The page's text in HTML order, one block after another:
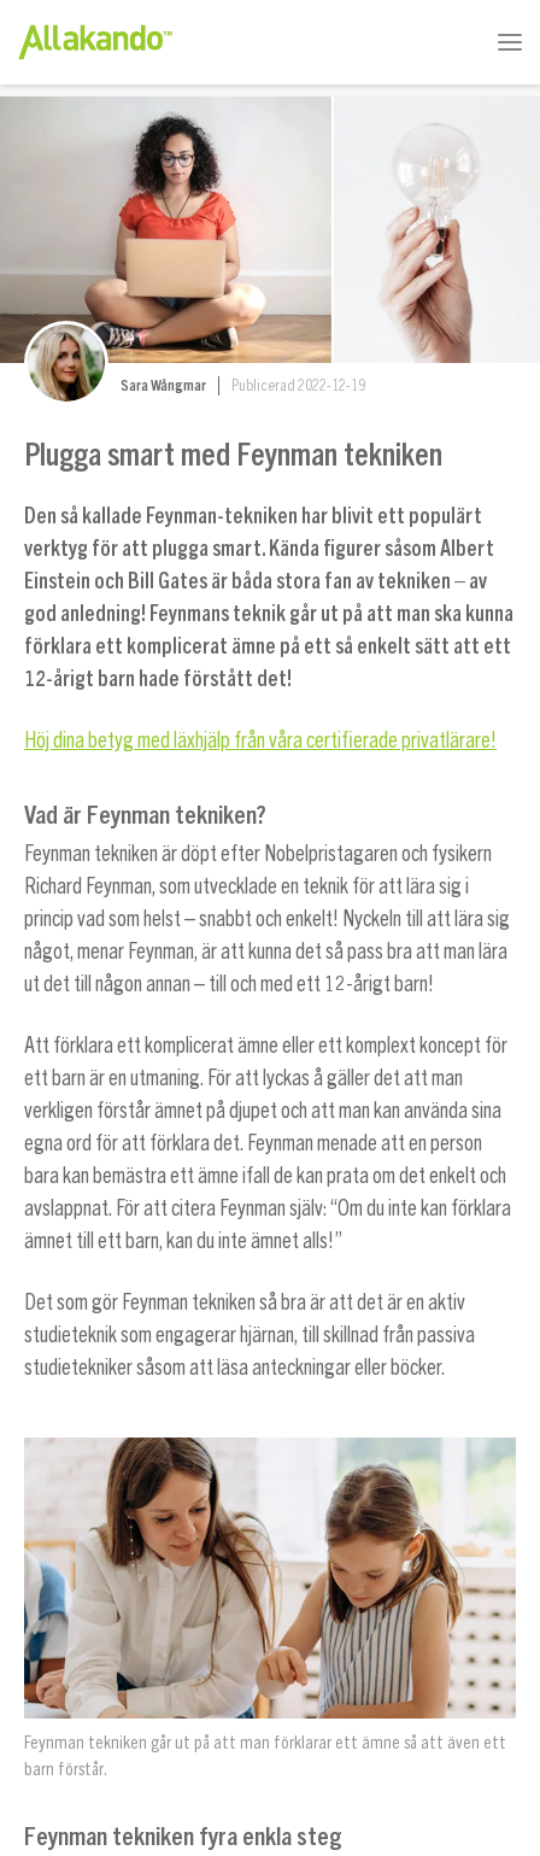
Sara Wångmar Publicerad 2022-12-19
Plugga smart med Feynman tekniken
Den så kallade Feynman-tekniken har blivit ett populärt
verktyg för att plugga smart. Kända figurer såsom Albert
Einstein och Bill Gates är båda stora fan av tekniken – av
god anledning! Feynmans teknik går ut på att man ska kunna
förklara ett komplicerat ämne på ett så enkelt sätt att ett
12-årigt barn hade förstått det!
Höj dina betyg med läxhjälp från våra certifierade privatlärare!
Vad är Feynman tekniken?
Feynman tekniken är döpt efter Nobelpristagaren och fysikern
Richard Feynman, som utvecklade en teknik för att lära sig i
princip vad som helst – snabbt och enkelt! Nyckeln till att lära sig
något, menar Feynman, är att kunna det så pass bra att man lära
ut det till någon annan – till och med ett 12-årigt barn!
Att förklara ett komplicerat ämne eller ett komplext koncept för
ett barn är en utmaning. För att lyckas å gäller det att man
verkligen förstår ämnet på djupet och att man kan använda sina
egna ord för att förklara det. Feynman menade att en person
bara kan bemästra ett ämne ifall de kan prata om det enkelt och
avslappnat. För att citera Feynman själv: “Om du inte kan förklara
ämnet till ett barn, kan du inte ämnet alls!”
Det som gör Feynman tekniken så bra är att det är en aktiv
studieteknik som engagerar hjärnan, till skillnad från passiva
studietekniker såsom att läsa anteckningar eller böcker.
Feynman tekniken går ut på att man förklarar ett ämne så att även ett
barn förstår.
Feynman tekniken fyra enkla steg